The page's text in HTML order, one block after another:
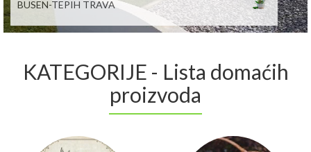
BUSEN-TEPIH TRAVA
KATEGORIJE - Lista domaćih
proizvoda